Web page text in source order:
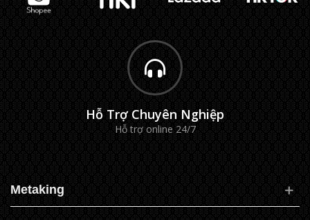
Hỗ Trợ Chuyên Nghiệp
Hỗ trợ online 24/7
Metaking